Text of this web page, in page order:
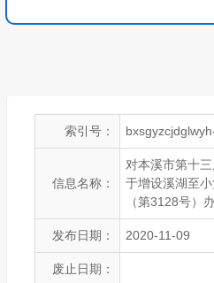
索引号：
信息名称：
对本溪市第十
于增设溪湖至小
（第3128号）
发布日期： 2020-11-09
废止日期：